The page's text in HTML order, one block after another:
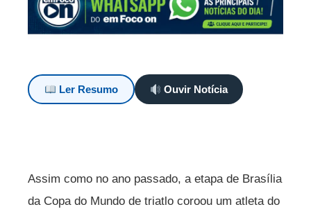
Ler Resumo Ouvir Notícia
Assim como no ano passado, a etapa de Brasília
da Copa do Mundo de triatlo coroou um atleta do